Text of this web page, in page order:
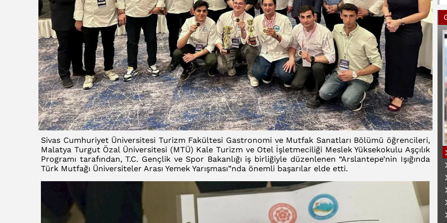
Sivas Cumhuriyet Üniversitesi Turizm Fakültesi Gastronomi ve Mutfak Sanatları Bölümü öğrencileri,
Malatya Turgut Özal Üniversitesi (MTÜ) Kale Turizm ve Otel İşletmeciliği Meslek Yüksekokulu Aşçılık
Programı tarafından, T.C. Gençlik ve Spor Bakanlığı iş birliğiyle düzenlenen “Arslantepe’nin Işığında
Türk Mutfağı Üniversiteler Arası Yemek Yarışması”nda önemli başarılar elde etti.